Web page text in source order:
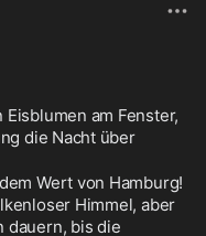
am Fenster,
die Nacht über
Wert von Hamburg!
Himmel, aber
dauern, bis die